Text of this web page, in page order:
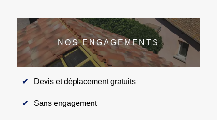
NOS ENGAGEMENTS
Devis et déplacement gratuits
Sans engagement